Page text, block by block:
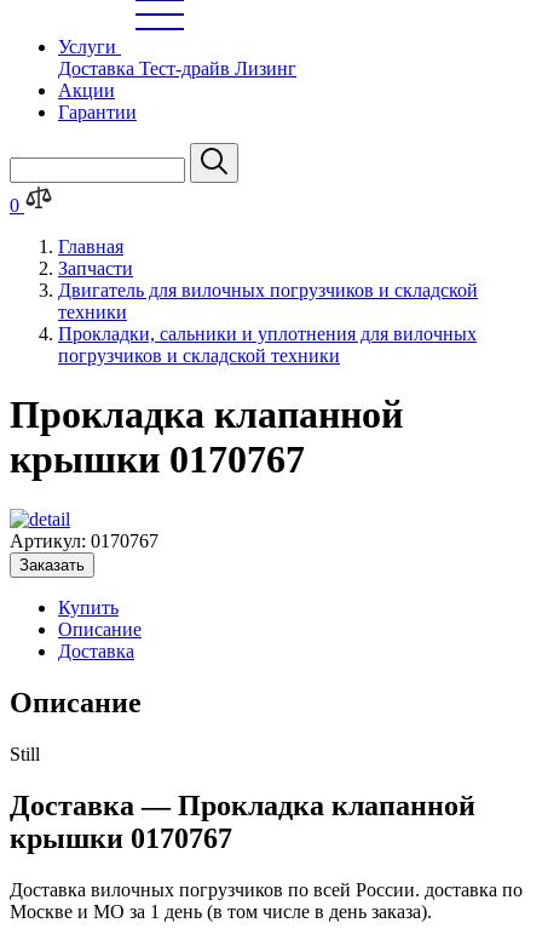
Услуги
Доставка Тест-драйв Лизинг
Акции
Гарантии
0
Главная
Запчасти
Двигатель для вилочных погрузчиков и складской
техники
Прокладки, сальники и уплотнения для вилочных
погрузчиков и складской техники
Прокладка клапанной
крышки 0170767
Артикул: 0170767
Заказать
Купить
Описание
Доставка
Описание
Still
Доставка — Прокладка клапанной
крышки 0170767
Доставка вилочных погрузчиков по всей России. доставка по
Москве и МО за 1 день (в том числе в день заказа).